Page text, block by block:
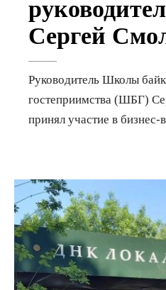
Сергей
Руководитель Школы
гостеприимства (ШБГ)
принял участие в бизнес-